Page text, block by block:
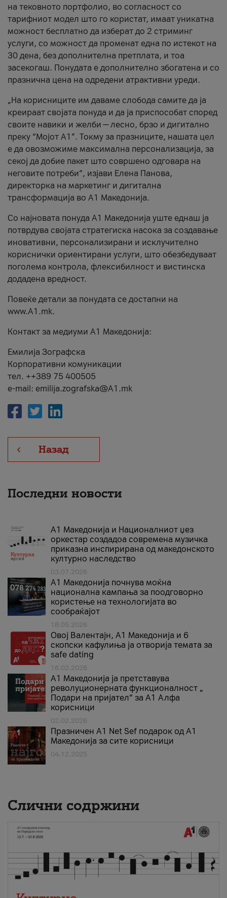
на тековното портфолио, во согласност со
тарифниот модел што го користат, имаат уникатна
можност бесплатно да изберат до 2 стриминг
услуги, со можност да променат една по истекот на
30 дена, без дополнителна претплата, и тоа
засекогаш. Понудата е дополнително збогатена и со
празнична цена на одредени атрактивни уреди.
„На корисниците им даваме слобода самите да ја
креираат својата понуда и да ја приспособат според
своите навики и желби — лесно, брзо и дигитално
преку “Мојот А1”. Токму за празниците, нашата цел
е да овозможиме максимална персонализација, за
секој да добие пакет што совршено одговара на
неговите потреби“, изјави Елена Панова,
директорка на маркетинг и дигитална
трансформација во А1 Македонија.
Со најновата понуда А1 Македонија уште еднаш ја
потврдува својата стратегиска насока за создавање
иновативни, персонализирани и исклучително
кориснички ориентирани услуги, што обезбедуваат
поголема контрола, флексибилност и вистинска
додадена вредност.
Повеќе детали за понудата се достапни на
www.А1.mk.
Контакт за медиуми А1 Македонија:
Емилија Зографска
Корпоративни комуникации
тел. ++389 75 400505
e-mail: emilija.zografska@A1.mk
Назад
Последни новости
А1 Македонија и Националниот џез
оркестар создадоа современа музичка
приказна инспирирана од македонското
културно наследство
03.07.2026
A1 Македонија почнува моќна
национална кампања за поодговорно
користење на технологијата во
сообраќајот
18.05.2026
Овој Валентајн, A1 Македонија и 6
скопски кафулиња ја отворија темата за
safe dating
16.02.2026
А1 Македонија ја претставува
револуционерната функционалност „
Подари на пријател“ за А1 Алфа
корисници
02.02.2026
Празничен A1 Net Sеf подарок од А1
Македонија за сите корисници
04.12.2025
Слични содржини